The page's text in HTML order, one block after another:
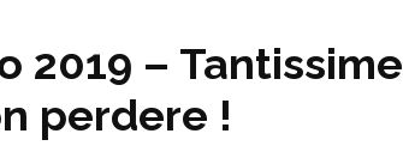
2019 – Tantissime
perdere !